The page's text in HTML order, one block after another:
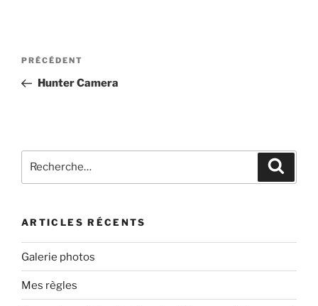
Navigation
l’article
Article
précédent
PRÉCÉDENT
Hunter Camera
pour
ARTICLES RÉCENTS
Galerie photos
Mes règles